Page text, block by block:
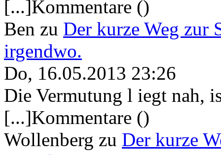
[...]Kommentare ()
Ben zu Der kurze Weg zur
irgendwo.
Do, 16.05.2013 23:26
Die Vermutung l iegt nah,
[...]Kommentare ()
Wollenberg zu Der kurze